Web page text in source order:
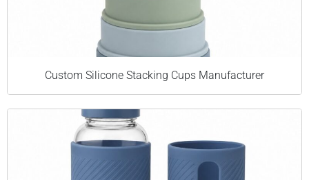
Custom Silicone Stacking Cups Manufacturer